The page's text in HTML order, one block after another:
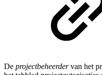
De projectbeheerder van het